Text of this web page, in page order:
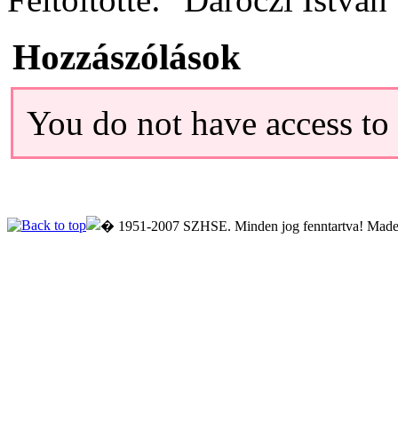
Hozzászólások
You do not have access